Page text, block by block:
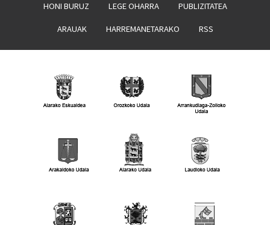
HONI BURUZ LEGE OHARRA PUBLIZITATEA
ARAUAK HARREMANETARAKO RSS